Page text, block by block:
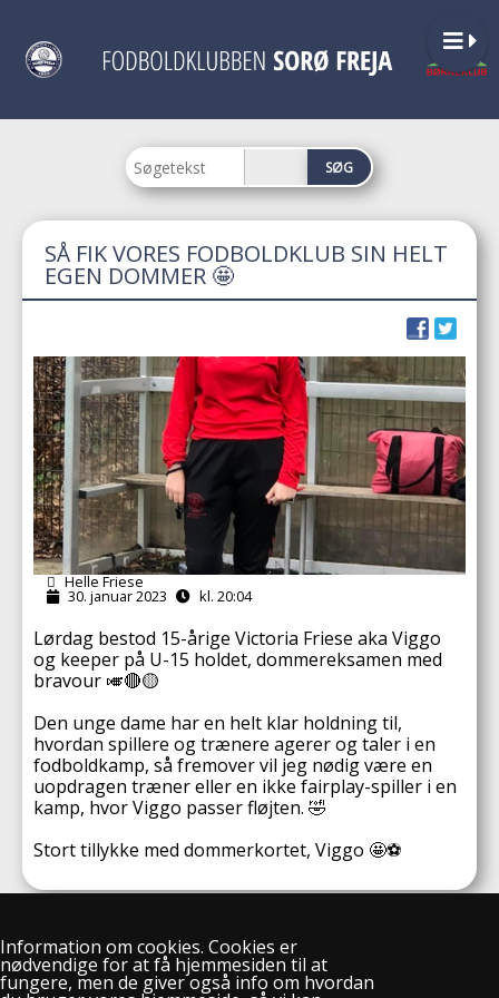
SÅ FIK VORES FODBOLDKLUB SIN HELT
EGEN DOMMER 🤩
Helle Friese
30. januar 2023 kl. 20:04
Lørdag bestod 15-årige Victoria Friese aka Viggo
og keeper på U-15 holdet, dommereksamen med
bravour 🎺🔴🟡
Den unge dame har en helt klar holdning til,
hvordan spillere og trænere agerer og taler i en
fodboldkamp, så fremover vil jeg nødig være en
uopdragen træner eller en ikke fairplay-spiller i en
kamp, hvor Viggo passer fløjten. 🤣
Stort tillykke med dommerkortet, Viggo 🤩⚽️
Information om cookies. Cookies er
nødvendige for at få hjemmesiden til at
fungere, men de giver også info om hvordan